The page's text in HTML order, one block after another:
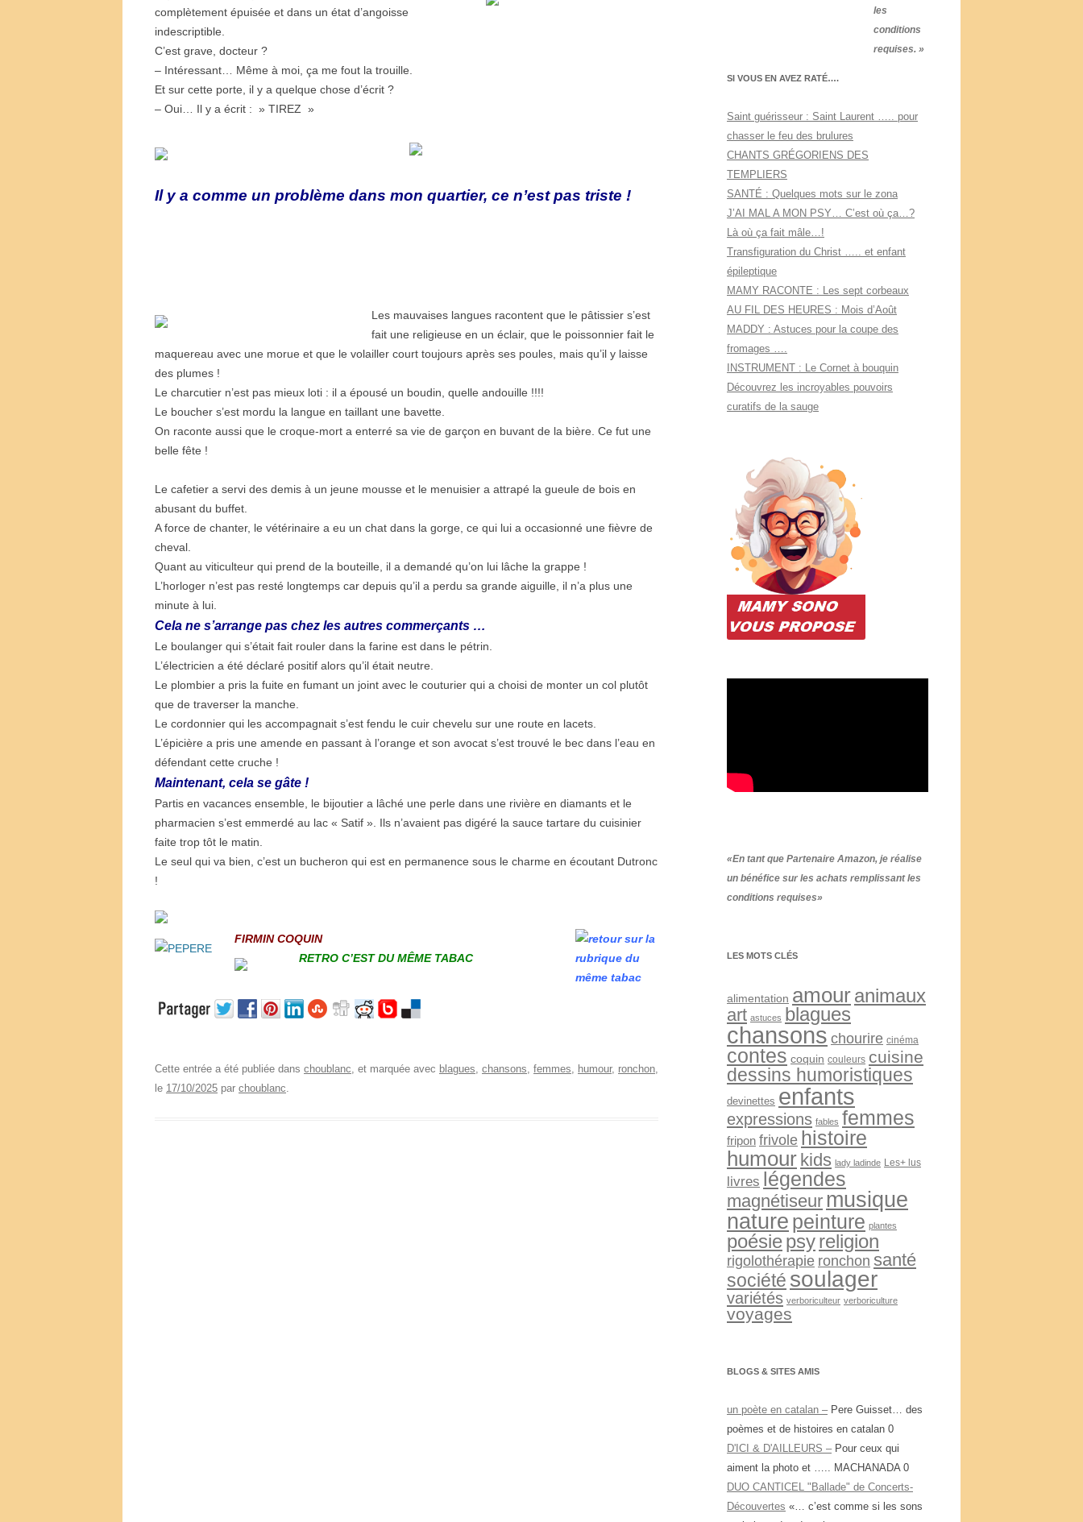
complètement épuisée et dans un état d’angoisse
indescriptible.
C’est grave, docteur ?
– Intéressant… Même à moi, ça me fout la trouille.
Et sur cette porte, il y a quelque chose d’écrit ?
– Oui… Il y a écrit : » TIREZ »
Il y a comme un problème dans mon quartier, ce n’est pas triste !
Les mauvaises langues racontent que le pâtissier s’est
fait une religieuse en un éclair, que le poissonnier fait le
maquereau avec une morue et que le volailler court toujours après ses poules, mais qu’il y laisse
des plumes !
Le charcutier n’est pas mieux loti : il a épousé un boudin, quelle andouille !!!!
Le boucher s’est mordu la langue en taillant une bavette.
On raconte aussi que le croque-mort a enterré sa vie de garçon en buvant de la bière. Ce fut une
belle fête !
Le cafetier a servi des demis à un jeune mousse et le menuisier a attrapé la gueule de bois en
abusant du buffet.
A force de chanter, le vétérinaire a eu un chat dans la gorge, ce qui lui a occasionné une fièvre de
cheval.
Quant au viticulteur qui prend de la bouteille, il a demandé qu’on lui lâche la grappe !
L’horloger n’est pas resté longtemps car depuis qu’il a perdu sa grande aiguille, il n’a plus une
minute à lui.
Cela ne s’arrange pas chez les autres commerçants …
Le boulanger qui s’était fait rouler dans la farine est dans le pétrin.
L’électricien a été déclaré positif alors qu’il était neutre.
Le plombier a pris la fuite en fumant un joint avec le couturier qui a choisi de monter un col plutôt
que de traverser la manche.
Le cordonnier qui les accompagnait s’est fendu le cuir chevelu sur une route en lacets.
L’épicière a pris une amende en passant à l’orange et son avocat s’est trouvé le bec dans l’eau en
défendant cette cruche !
Maintenant, cela se gâte !
Partis en vacances ensemble, le bijoutier a lâché une perle dans une rivière en diamants et le
pharmacien s’est emmerdé au lac « Satif ». Ils n’avaient pas digéré la sauce tartare du cuisinier
faite trop tôt le matin.
Le seul qui va bien, c’est un bucheron qui est en permanence sous le charme en écoutant Dutronc
!
FIRMIN COQUIN
RETRO C’EST DU MÊME TABAC
Cette entrée a été publiée dans choublanc, et marquée avec blagues, chansons, femmes, humour, ronchon,
le 17/10/2025 par choublanc.
les
conditions
requises. »
SI VOUS EN AVEZ RATÉ….
Saint guérisseur : Saint Laurent ….. pour
chasser le feu des brulures
CHANTS GRÉGORIENS DES
TEMPLIERS
SANTÉ : Quelques mots sur le zona
J’AI MAL A MON PSY… C’est où ça…?
Là où ça fait mâle…!
Transfiguration du Christ ….. et enfant
épileptique
MAMY RACONTE : Les sept corbeaux
AU FIL DES HEURES : Mois d’Août
MADDY : Astuces pour la coupe des
fromages ….
INSTRUMENT : Le Cornet à bouquin
Découvrez les incroyables pouvoirs
curatifs de la sauge
«En tant que Partenaire Amazon, je réalise
un bénéfice sur les achats remplissant les
conditions requises»
LES MOTS CLÉS
alimentation amouranimaux
art astuces blagues
chansons chourire cinéma
contes coquin couleurs cuisine
dessins humoristiques
devinettes enfants
expressions fables femmes
fripon frivole histoire
humour kids lady ladinde Les+ lus
livres légendes
magnétiseur musique
nature peinture plantes
poésiepsyreligion
rigolothérapie ronchon santé
société soulager
variétés verboriculteur verboriculture
voyages
BLOGS & SITES AMIS
un poète en catalan –Pere Guisset… des
poèmes et de histoires en catalan 0
D'ICI & D'AILLEURS –Pour ceux qui
aiment la photo et ….. MACHANADA 0
DUO CANTICEL "Ballade" de Concerts-
Découvertes «… c’est comme si les sons